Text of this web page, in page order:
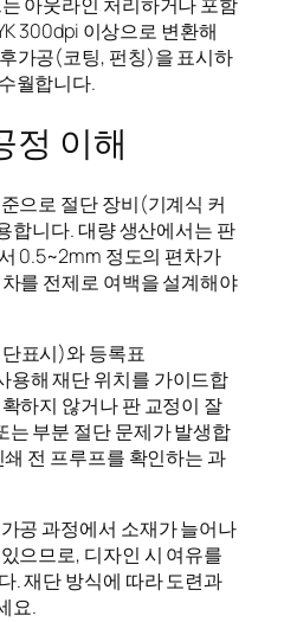
300dpi 이상으로 변환해
가공(코팅, 펀칭)을 표시하
월합니다.
정 이해
으로 절단 장비(기계식 커
합니다. 대량 생산에서는 판
0.5~2mm 정도의 편차가
를 전제로 여백을 설계해야
표시)와 등록표
해 재단 위치를 가이드합
하지 않거나 판 교정이 잘
부분 절단 문제가 발생합
전 프루프를 확인하는 과
공 과정에서 소재가 늘어나
으므로, 디자인 시 여유를
. 재단 방식에 따라 도련과
요.